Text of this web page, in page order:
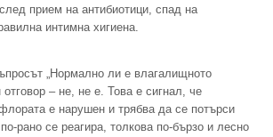
прием на антибиотици, спад на
интимна хигиена.
„Нормално ли е влагалищното
отговор – не, не е. Това е сигнал, че
е нарушен и трябва да се потърси
по-рано се реагира, толкова по-бързо и лесно